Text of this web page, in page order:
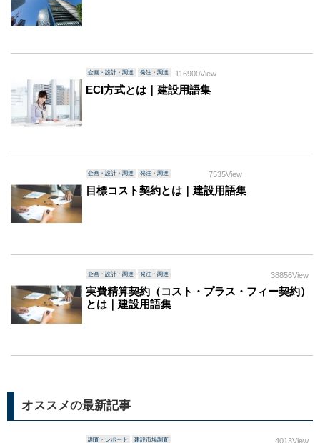
企画・設計・調達 発注・調達 116900View
ECI方式とは｜建設用語集
企画・設計・調達 発注・調達 7535View
目標コスト契約とは｜建設用語集
企画・設計・調達 発注・調達 38856View
実費精算契約（コスト・プラス・フィー契約）
とは｜建設用語集
オススメの最新記事
調査・レポート 建設市場調査 4013View